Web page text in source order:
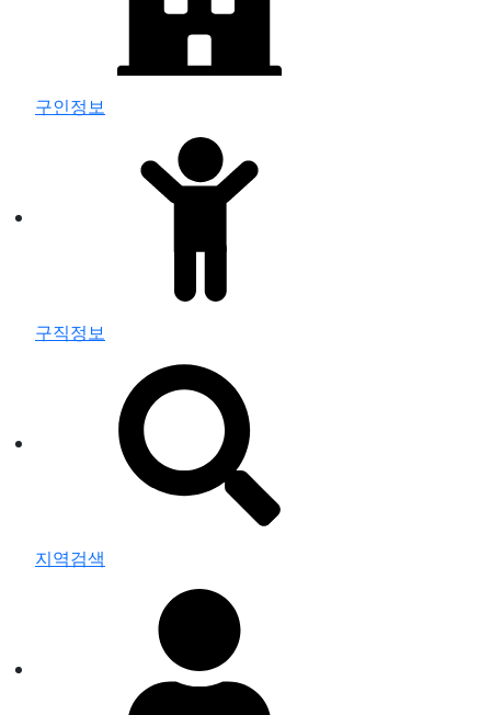
구인정보
구직정보
지역검색